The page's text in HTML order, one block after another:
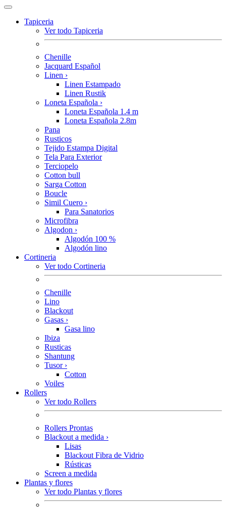
Tapiceria
Ver todo Tapiceria
Chenille
Jacquard Español
Linen ›
Linen Estampado
Linen Rustik
Loneta Española ›
Loneta Española 1.4 m
Loneta Española 2.8m
Pana
Rusticos
Tejido Estampa Digital
Tela Para Exterior
Terciopelo
Cotton bull
Sarga Cotton
Boucle
Simil Cuero ›
Para Sanatorios
Microfibra
Algodon ›
Algodón 100 %
Algodón lino
Cortineria
Ver todo Cortineria
Chenille
Lino
Blackout
Gasas ›
Gasa lino
Ibiza
Rusticas
Shantung
Tusor ›
Cotton
Voiles
Rollers
Ver todo Rollers
Rollers Prontas
Blackout a medida ›
Lisas
Blackout Fibra de Vidrio
Rústicas
Screen a medida
Plantas y flores
Ver todo Plantas y flores